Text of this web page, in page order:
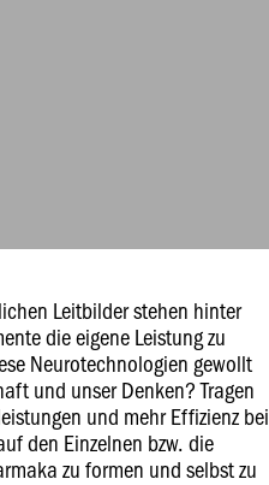
Leitbilder stehen hinter
die eigene Leistung zu
Neurotechnologien gewollt
und unser Denken? Tragen
und mehr Effizienz bei
den Einzelnen bzw. die
zu formen und selbst zu